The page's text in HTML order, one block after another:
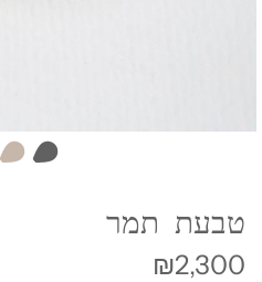
טבעת תמר
₪2,300